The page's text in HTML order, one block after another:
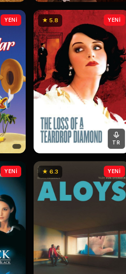
YENİ ★ 5.8
TR
YENİ
YENİ ★ 6.3 YENİ